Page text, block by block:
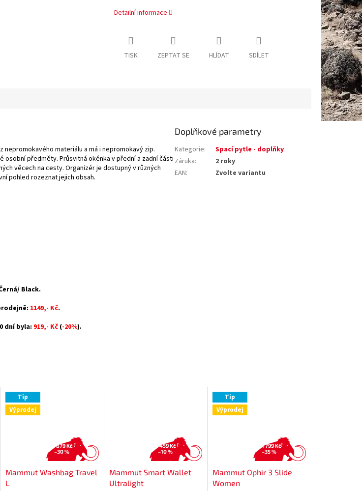
Detailní informace
TISK ZEPTAT SE HLÍDAT SDÍLET
Tip
Výprodej
879 Kč
–30 %
Mammut Washbag Travel
L
459 Kč
–10 %
Mammut Smart Wallet
Ultralight
Tip
Výprodej
1 799 Kč
–35 %
Mammut Ophir 3 Slide
Women
nepromokavého materiálu a má i nepromokavý zip.
osobní předměty. Průsvitná okénka v přední a zadní části
věcech na cesty. Organizér je dostupný v různých
pohled rozeznat jejich obsah.
Black.
1149,- Kč.
dní byla: 919,- Kč (-20%).
Doplňkové parametry
Kategorie:
Spací pytle - doplňky
Záruka:
2 roky
EAN: Zvolte variantu